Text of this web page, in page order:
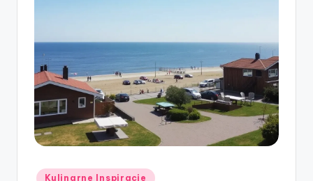
Posted
Kulinarne Inspiracje